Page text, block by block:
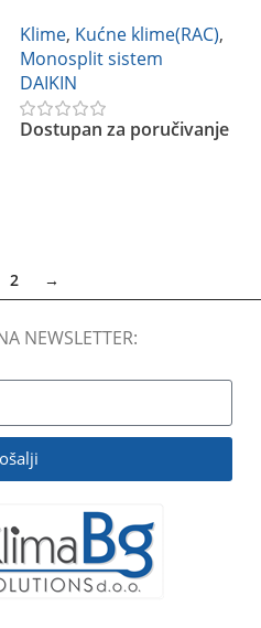
Klime, Kućne klime(RAC),
Monosplit sistem
DAIKIN
Dostupan za poručivanje
2 →
NEWSLETTER: